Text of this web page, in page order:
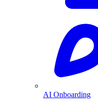
AI Onboarding